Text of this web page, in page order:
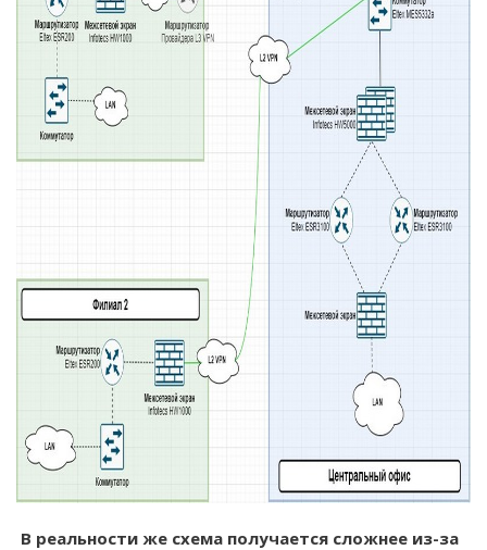
В реальности же схема получается сложнее из-за